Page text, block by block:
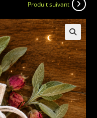
Produit suivant